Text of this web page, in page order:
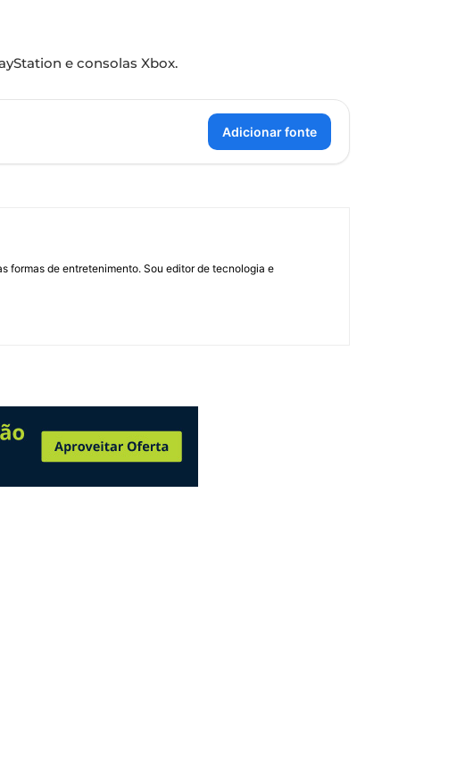
e consolas Xbox.
Adicionar fonte
formas de entretenimento. Sou editor de tecnologia e